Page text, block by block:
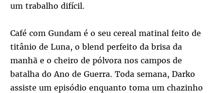
um trabalho difícil.
Café com Gundam é o seu cereal matinal feito de
titânio de Luna, o blend perfeito da brisa da
manhã e o cheiro de pólvora nos campos de
batalha do Ano de Guerra. Toda semana, Darko
assiste um episódio enquanto toma um chazinho